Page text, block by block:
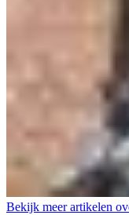
Bekijk meer artikelen